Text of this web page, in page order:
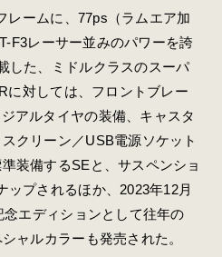
レームに、77ps（ラムエア加
F3レーサー並みのパワーを誇
した、ミドルクラスのスーパ
に対しては、フロントブレー
アルタイヤの装備、キャスタ
クリーン／USB電源ソケット
装備するSEと、サスペンショ
ップされるほか、2023年12月
エディションとして往年の
ャルカラーも発売された。